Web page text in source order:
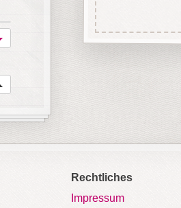
Rechtliches
Impressum